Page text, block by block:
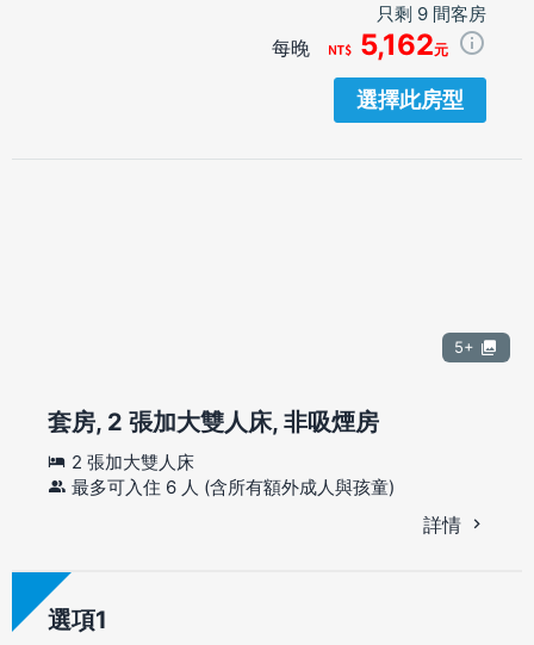
只剩 9 間客房
每晚 5,162元
選擇此房型
5+
套房, 2 張加大雙人床, 非吸煙房
2 張加大雙人床
最多可入住 6 人 (含所有額外成人與孩童)
詳情
選項